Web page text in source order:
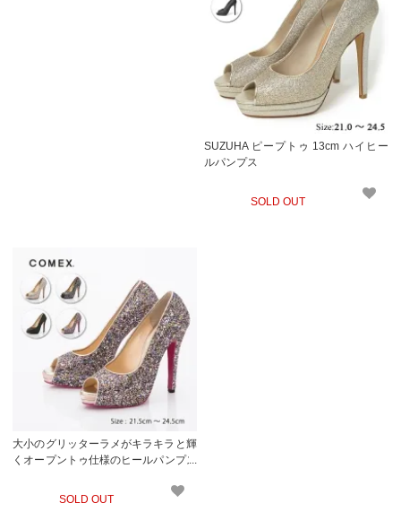
SUZUHA ピープトゥ 13cm ハイヒー
ルパンプス
SOLD OUT
大小のグリッターラメがキラキラと輝
くオープントゥ仕様のヒールパンプス
SOLD OUT